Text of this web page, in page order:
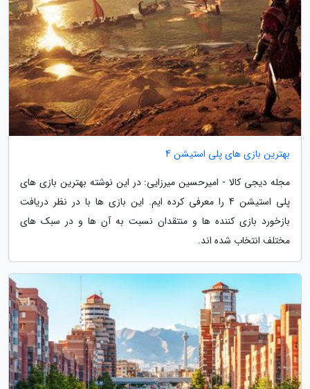
بهترین بازی های پلی استیشن 4
مجله دیجی کالا - امیرحسین میرزایی: در این نوشته بهترین بازی های
پلی استیشن 4 را معرفی کرده ایم. این بازی ها با در نظر دریافت
بازخورد بازی کننده ها و منتقدان نسبت به آن ها و در سبک های
مختلف انتخاب شده اند.